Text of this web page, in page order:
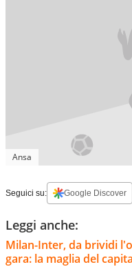
Ansa
Seguici su: Google Discover
Leggi anche:
Milan-Inter, da brividi
gara: la maglia del